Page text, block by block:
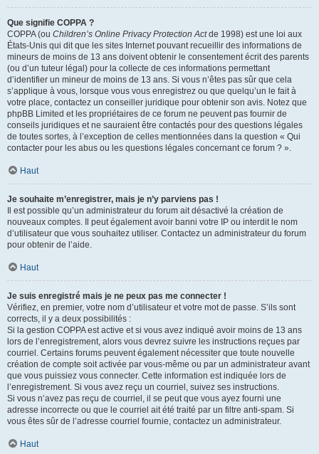
Que signifie COPPA ?
COPPA (ou Children’s Online Privacy Protection Actde 1998) est une loi aux
États-Unis qui dit que les sites Internet pouvant recueillir des informations de
mineurs de moins de 13 ans doivent obtenir le consentement écrit des parents
(ou d’un tuteur légal) pour la collecte de ces informations permettant
d’identifier un mineur de moins de 13 ans. Si vous n’êtes pas sûr que cela
s’applique à vous, lorsque vous vous enregistrez ou que quelqu’un le fait à
votre place, contactez un conseiller juridique pour obtenir son avis. Notez que
phpBB Limited et les propriétaires de ce forum ne peuvent pas fournir de
conseils juridiques et ne sauraient être contactés pour des questions légales
de toutes sortes, à l’exception de celles mentionnées dans la question « Qui
contacter pour les abus ou les questions légales concernant ce forum ? ».
Haut
Je souhaite m’enregistrer, mais je n’y parviens pas !
Il est possible qu’un administrateur du forum ait désactivé la création de
nouveaux comptes. Il peut également avoir banni votre IP ou interdit le nom
d’utilisateur que vous souhaitez utiliser. Contactez un administrateur du forum
pour obtenir de l’aide.
Haut
Je suis enregistré mais je ne peux pas me connecter !
Vérifiez, en premier, votre nom d’utilisateur et votre mot de passe. S’ils sont
corrects, il y a deux possibilités :
Si la gestion COPPA est active et si vous avez indiqué avoir moins de 13 ans
lors de l’enregistrement, alors vous devrez suivre les instructions reçues par
courriel. Certains forums peuvent également nécessiter que toute nouvelle
création de compte soit activée par vous-même ou par un administrateur avant
que vous puissiez vous connecter. Cette information est indiquée lors de
l’enregistrement. Si vous avez reçu un courriel, suivez ses instructions.
Si vous n’avez pas reçu de courriel, il se peut que vous ayez fourni une
adresse incorrecte ou que le courriel ait été traité par un filtre anti-spam. Si
vous êtes sûr de l’adresse courriel fournie, contactez un administrateur.
Haut